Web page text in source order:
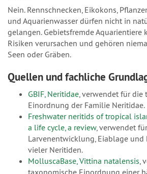
Nein. Rennschnecken, Eikokons,
und Aquarienwasser dürfen nicht in
gelangen. Gebietsfremde
Risiken verursachen und gehören
Seen oder Gräben.
Quellen und fachliche
GBIF, Neritidae, verwendet für die
Einordnung der Familie Neritidae.
Freshwater neritids of tropical
a life cycle, a review, verwendet
Larvenentwicklung, Eiablage und
vieler Neritiden.
MolluscaBase, Vittina natalensis,
taxonomische Einordnung einer